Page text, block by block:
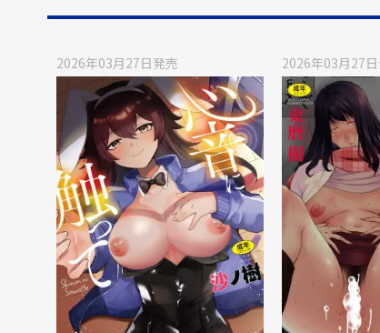
2026年03月27日発売 2026年03月27日